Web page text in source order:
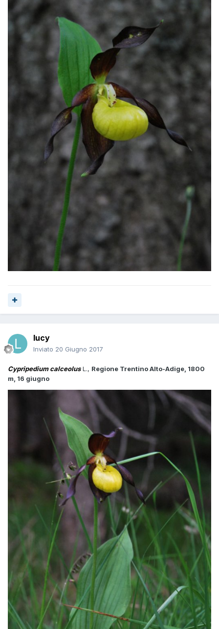
lucy
Inviato 20 Giugno 2017
Cypripedium calceolusL., Regione Trentino Alto-Adige, 1800
m, 16 giugno